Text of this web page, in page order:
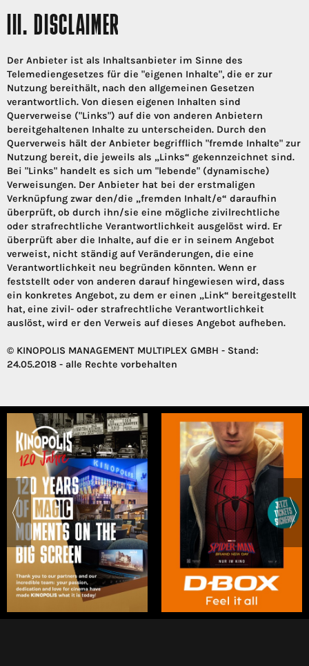
III. DISCLAIMER
Der Anbieter ist als Inhaltsanbieter im Sinne des
Telemediengesetzes für die "eigenen Inhalte", die er zur
Nutzung bereithält, nach den allgemeinen Gesetzen
verantwortlich. Von diesen eigenen Inhalten sind
Querverweise ("Links") auf die von anderen Anbietern
bereitgehaltenen Inhalte zu unterscheiden. Durch den
Querverweis hält der Anbieter begrifflich "fremde Inhalte" zur
Nutzung bereit, die jeweils als „Links“ gekennzeichnet sind.
Bei "Links" handelt es sich um "lebende" (dynamische)
Verweisungen. Der Anbieter hat bei der erstmaligen
Verknüpfung zwar den/die „fremden Inhalt/e“ daraufhin
überprüft, ob durch ihn/sie eine mögliche zivilrechtliche
oder strafrechtliche Verantwortlichkeit ausgelöst wird. Er
überprüft aber die Inhalte, auf die er in seinem Angebot
verweist, nicht ständig auf Veränderungen, die eine
Verantwortlichkeit neu begründen könnten. Wenn er
feststellt oder von anderen darauf hingewiesen wird, dass
ein konkretes Angebot, zu dem er einen „Link“ bereitgestellt
hat, eine zivil- oder strafrechtliche Verantwortlichkeit
auslöst, wird er den Verweis auf dieses Angebot aufheben.
© KINOPOLIS MANAGEMENT MULTIPLEX GMBH - Stand:
24.05.2018 - alle Rechte vorbehalten